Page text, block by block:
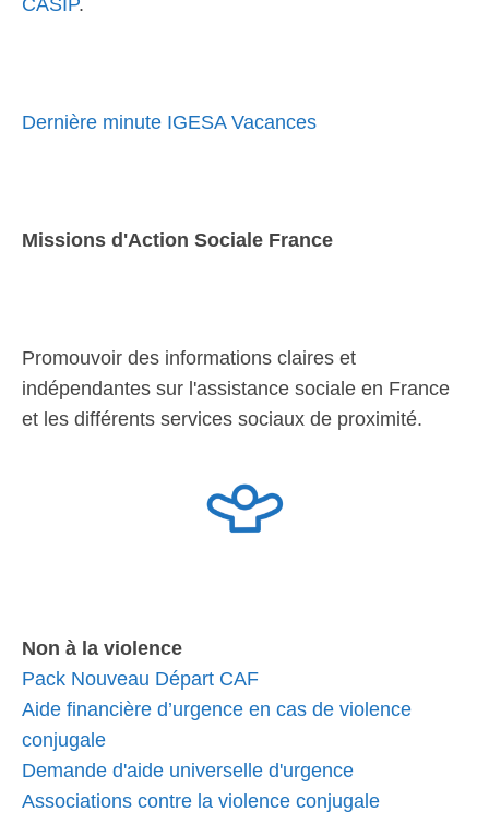
CASIP.
Dernière minute IGESA Vacances
Missions d'Action Sociale France
Promouvoir des informations claires et
indépendantes sur l'assistance sociale en France
et les différents services sociaux de proximité.
Non à la violence
Pack Nouveau Départ CAF
Aide financière d’urgence en cas de violence
conjugale
Demande d'aide universelle d'urgence
Associations contre la violence conjugale